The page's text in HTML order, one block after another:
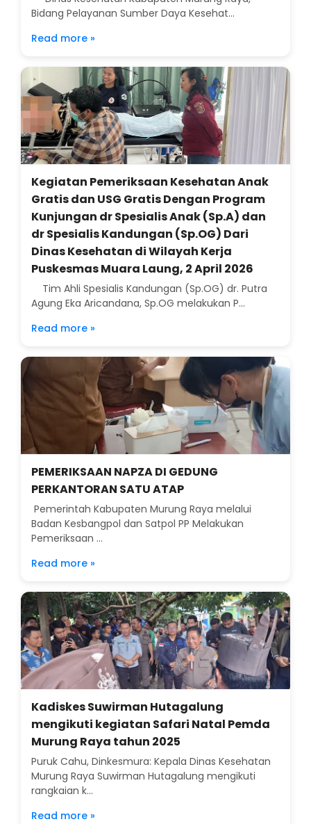
Bidang Pelayanan Sumber Daya Kesehat...
Read more »
Kegiatan Pemeriksaan Kesehatan Anak
Gratis dan USG Gratis Dengan Program
Kunjungan dr Spesialis Anak (Sp.A) dan
dr Spesialis Kandungan (Sp.OG) Dari
Dinas Kesehatan di Wilayah Kerja
Puskesmas Muara Laung, 2 April 2026
Tim Ahli Spesialis Kandungan (Sp.OG) dr. Putra
Agung Eka Aricandana, Sp.OG melakukan P...
Read more »
PEMERIKSAAN NAPZA DI GEDUNG
PERKANTORAN SATU ATAP
Pemerintah Kabupaten Murung Raya melalui
Badan Kesbangpol dan Satpol PP Melakukan
Pemeriksaan ...
Read more »
Kadiskes Suwirman Hutagalung
mengikuti kegiatan Safari Natal Pemda
Murung Raya tahun 2025
Puruk Cahu, Dinkesmura: Kepala Dinas Kesehatan
Murung Raya Suwirman Hutagalung mengikuti
rangkaian k...
Read more »